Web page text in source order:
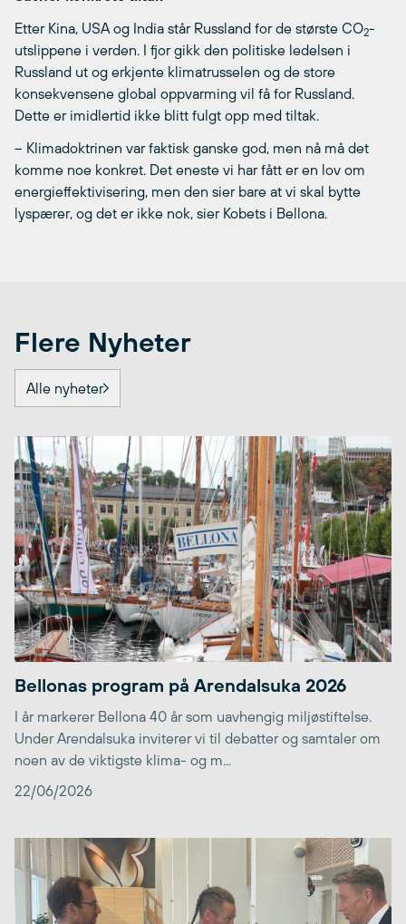
Etter Kina, USA og India står Russland for de største CO2-
utslippene i verden. I fjor gikk den politiske ledelsen i
Russland ut og erkjente klimatrusselen og de store
konsekvensene global oppvarming vil få for Russland.
Dette er imidlertid ikke blitt fulgt opp med tiltak.
– Klimadoktrinen var faktisk ganske god, men nå må det
komme noe konkret. Det eneste vi har fått er en lov om
energieffektivisering, men den sier bare at vi skal bytte
lyspærer, og det er ikke nok, sier Kobets i Bellona.
Flere Nyheter
Alle nyheter
Bellonas program på Arendalsuka 2026
I år markerer Bellona 40 år som uavhengig miljøstiftelse.
Under Arendalsuka inviterer vi til debatter og samtaler om
noen av de viktigste klima- og m...
22/06/2026